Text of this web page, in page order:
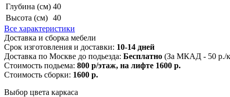
Глубина (см) 40
Высота (см) 40
Все характеристики
Доставка и сборка мебели
Срок изготовления и доставки: 10-14 дней
Доставка по Москве до подьезда: Бесплатно (За МКАД - 50 р./
Стоимость подьема: 800 р/этаж, на лифте 1600 р.
Стоимость сборки: 1600 р.
Выбор цвета каркаса